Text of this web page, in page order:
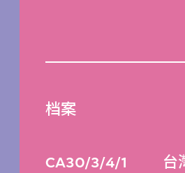
档案
CA30/3/4/1
台